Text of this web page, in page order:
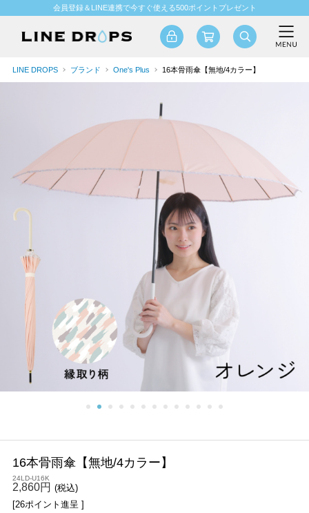
会員登録＆LINE連携で今すぐ使える500ポイントプレゼント
LINE DROPS ブランド One's Plus 16本骨雨傘【無地/4カラー】
16本骨雨傘【無地/4カラー】
24LD-U16K
2,860円 (税込)
[26ポイント進呈 ]